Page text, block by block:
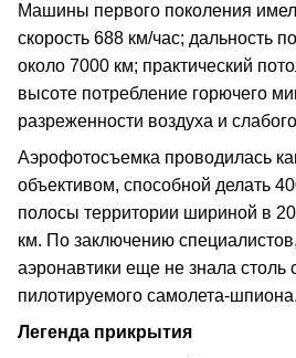
Машины первого поколения
скорость 688 км/час; дальность
около 7000 км; практический
высоте потребление горючего
разреженности воздуха и
Аэрофотосъемка проводилась
объективом, способной делать
полосы территории шириной в
км. По заключению
аэронавтики еще не знала столь
пилотируемого самолета-шпиона.
Легенда прикрытия